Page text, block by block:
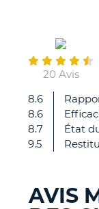
20 Avis
8.6
8.6
8.7
9.5
État
AVIS